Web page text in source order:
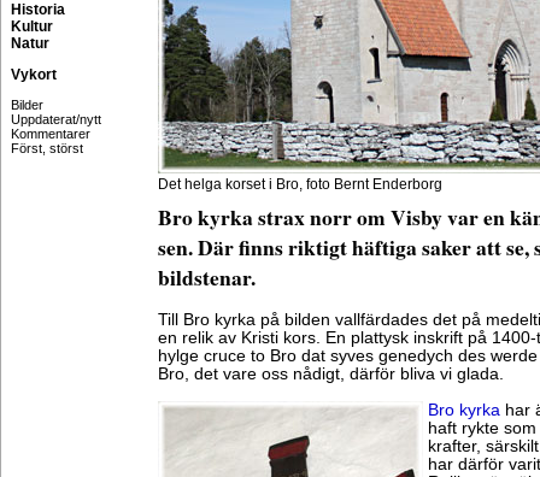
Historia
Kultur
Natur
Vykort
Bilder
Uppdaterat/nytt
Kommentarer
Först, störst
Det helga korset i Bro, foto Bernt Enderborg
Bro kyrka strax norr om Visby var en
sen. Där finns riktigt häftiga saker att se,
bildstenar.
Till Bro kyrka på bilden vallfärdades det på
en relik av Kristi kors. En plattysk inskrift på
hylge cruce to Bro dat syves genedych des
Bro, det vare oss nådigt, därför bliva vi glada.
Bro kyrka har
haft rykte
krafter,
har därför